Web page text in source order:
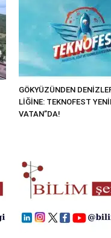
GÖKYÜZÜNDEN
LİĞİNE: TEKNOFEST
VATAN”DA!